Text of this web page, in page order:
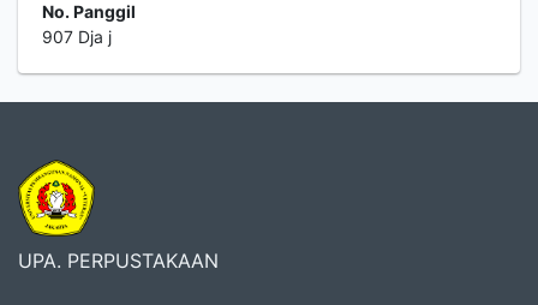
No. Panggil
907 Dja j
UPA. PERPUSTAKAAN